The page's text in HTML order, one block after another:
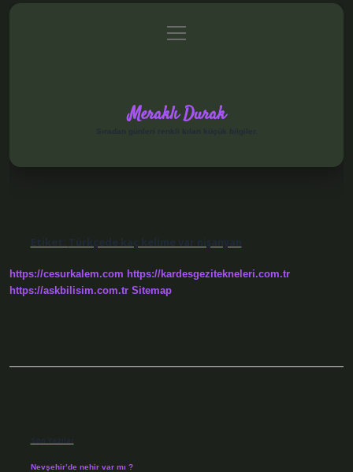
Gizlilik Politikası
menüyü
aç
Meraklı Durak
Etiket: Türkçede kaç kelime var nişanyan
https://cesurkalem.com https://kardesgezitekneleri.com.tr
https://askbilisim.com.tr Sitemap
Son Yazılar
Nevşehir’de nehir var mı ?